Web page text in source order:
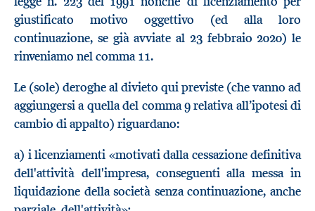
giustificato motivo oggettivo (ed alla loro
continuazione, se già avviate al 23 febbraio 2020) le
rinveniamo nel comma 11.
Le (sole) deroghe al divieto qui previste (che vanno ad
aggiungersi a quella del comma 9 relativa all’ipotesi di
cambio di appalto) riguardano:
a) i licenziamenti «motivati dalla cessazione definitiva
dell'attività dell'impresa, conseguenti alla messa in
liquidazione della società senza continuazione, anche